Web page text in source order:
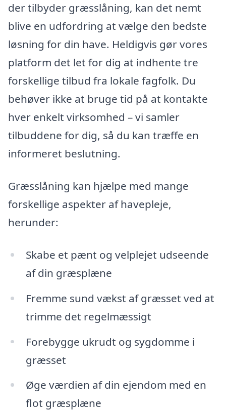
der tilbyder græsslåning, kan det nemt
blive en udfordring at vælge den bedste
løsning for din have. Heldigvis gør vores
platform det let for dig at indhente tre
forskellige tilbud fra lokale fagfolk. Du
behøver ikke at bruge tid på at kontakte
hver enkelt virksomhed – vi samler
tilbuddene for dig, så du kan træffe en
informeret beslutning.
Græsslåning kan hjælpe med mange
forskellige aspekter af havepleje,
herunder:
Skabe et pænt og velplejet udseende
af din græsplæne
Fremme sund vækst af græsset ved at
trimme det regelmæssigt
Forebygge ukrudt og sygdomme i
græsset
Øge værdien af din ejendom med en
flot græsplæne